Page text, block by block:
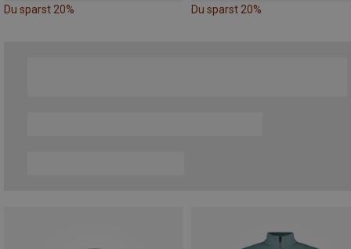
Du sparst 20% Du sparst 20%